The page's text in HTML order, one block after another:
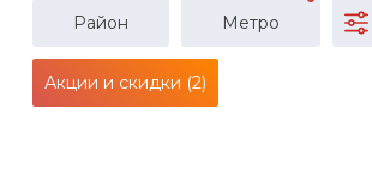
Район Метро
Акции и скидки (2)